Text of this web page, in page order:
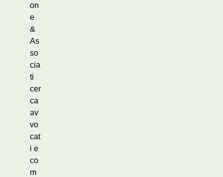
on
e
&
As
so
cia
ti
cer
ca
av
vo
cat
i e
co
m